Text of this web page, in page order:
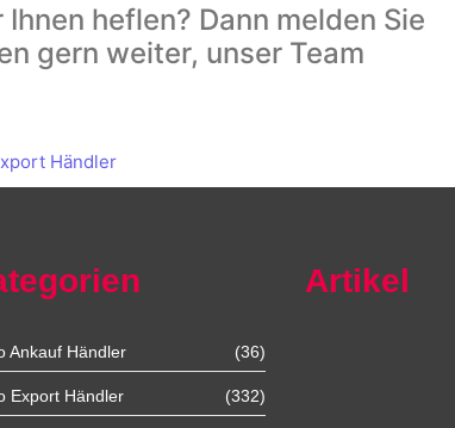
heflen? Dann melden Sie
gern weiter, unser Team
Händler
Ankauf Händler (36)
Export Händler (332)
Artikel